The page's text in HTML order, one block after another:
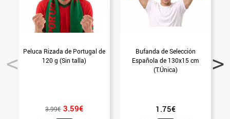
Peluca Rizada de Portugal de
120 g (Sin talla)
3.99€ 3.59€
Bufanda de Selección
Española de 130x15 cm
(T.Única)
1.75€